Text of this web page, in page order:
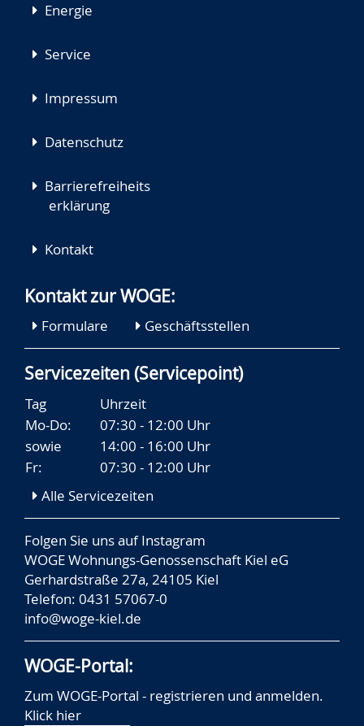
Energie
Service
Impressum
Datenschutz
Barrierefreiheits
erklärung
Kontakt
Kontakt zur WOGE:
Formulare Geschäftsstellen
Servicezeiten (Servicepoint)
Tag
Uhrzeit
Mo-Do:
07:30 - 12:00 Uhr
sowie
14:00 - 16:00 Uhr
Fr:
07:30 - 12:00 Uhr
Alle Servicezeiten
Folgen Sie uns aufInstagram
WOGE Wohnungs-Genossenschaft Kiel eG
Gerhardstraße 27a, 24105 Kiel
Telefon: 0431 57067-0
info@woge-kiel.de
WOGE-Portal:
Zum WOGE-Portal - registrieren und anmelden.
Klick hier